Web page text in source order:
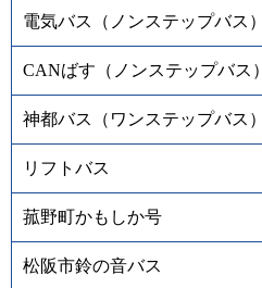
電気バス（ノンステップバス）
CANばす（ノンステップバス）
神都バス（ワンステップバス）
リフトバス
菰野町かもしか号
松阪市鈴の音バス